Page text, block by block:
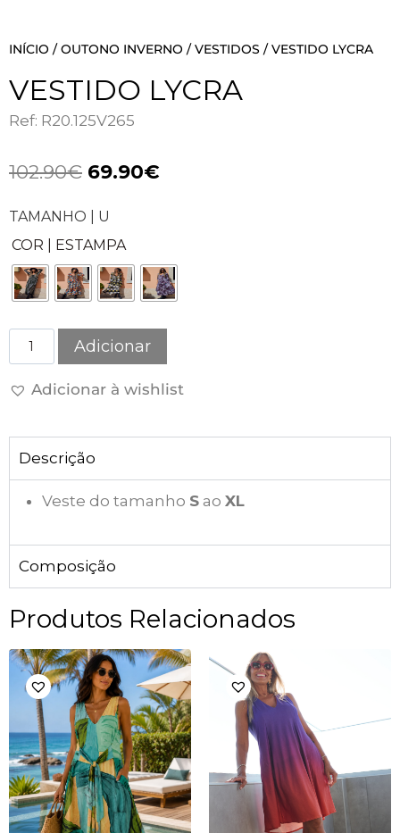
INÍCIO /OUTONO INVERNO /VESTIDOS / VESTIDO LYCRA
VESTIDO LYCRA
Ref: R20.125V265
102.90€ 69.90€
TAMANHO | U
COR | ESTAMPA
Adicionar
Adicionar à wishlist
Descrição
Veste do tamanho Sao XL
Composição
Produtos Relacionados